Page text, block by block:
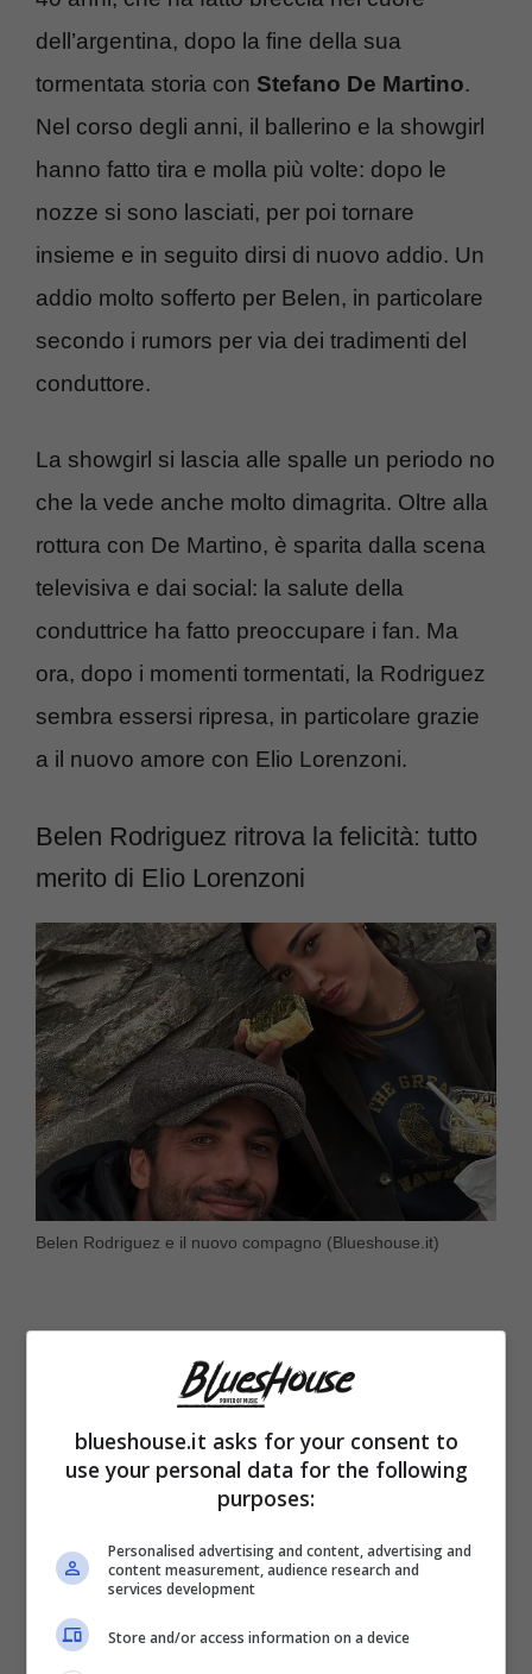
dell’argentina, dopo la fine della sua
tormentata storia con Stefano De Martino.
Nel corso degli anni, il ballerino e la showgirl
hanno fatto tira e molla più volte: dopo le
nozze si sono lasciati, per poi tornare
insieme e in seguito dirsi di nuovo addio. Un
addio molto sofferto per Belen, in particolare
secondo i rumors per via dei tradimenti del
conduttore.
La showgirl si lascia alle spalle un periodo no
che la vede anche molto dimagrita. Oltre alla
rottura con De Martino, è sparita dalla scena
televisiva e dai social: la salute della
conduttrice ha fatto preoccupare i fan. Ma
ora, dopo i momenti tormentati, la Rodriguez
sembra essersi ripresa, in particolare grazie
a il nuovo amore con Elio Lorenzoni.
Belen Rodriguez ritrova la felicità: tutto
merito di Elio Lorenzoni
Belen Rodriguez e il nuovo compagno (Blueshouse.it)
Quando si chiude una porta, si apre un
blueshouse.it asks for your consent to
use your personal data for the following
purposes:
Personalised advertising and content, advertising and
content measurement, audience research and
services development
Store and/or access information on a device